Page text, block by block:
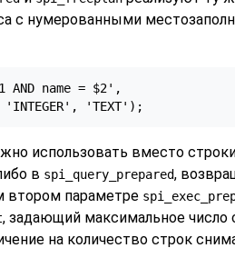
с нумерованными
AND name = $2',
'TEXT');
использовать вместо
в spi_query_prepared,
втором параметре
, задающий максимальное число
на количество строк